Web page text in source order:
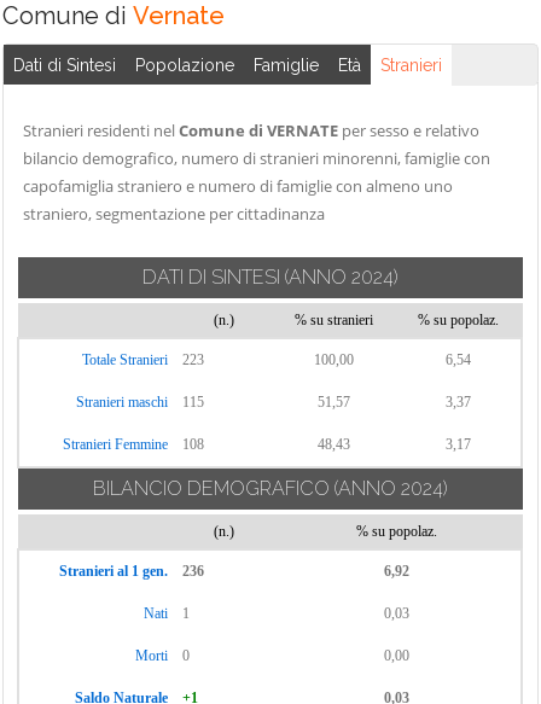
Cassano d'Adda
Pecchi
Cassinetta di
Lugagnano
Naviglio
Cerro al Lambro
Cerro Maggiore
Cesano Boscone
Cinisello Balsamo
Cisliano
Cologno
Monzese
Cormano
Motta Visconti
Nosate
Novate Milanese
Noviglio
Opera
Ossona
Paderno
Parabiago
Paullo
Peschiera
Bornago
Pieve Emanuele
Senago
Giovanni
Settala
Settimo Milanese
Trezzano Rosa
Trezzano sul
Naviglio
Trezzo sull'Adda
Tribiano
Truccazzano
Turbigo
Vanzaghello
Vanzago
Vermezzo con
Comune di Vernate
Dati di Sintesi Popolazione Famiglie Età Stranieri
Stranieri residenti nelComune di VERNATE per sesso e relativo
bilancio demografico, numero di stranieri minorenni, famiglie con
capofamiglia straniero e numero di famiglie con almeno uno
straniero, segmentazione per cittadinanza
DATI DI SINTESI (ANNO 2024)
(n.) % su stranieri % su popolaz.
Totale Stranieri 223 100,00 6,54
Stranieri maschi 115 51,57 3,37
Stranieri Femmine 108 48,43 3,17
BILANCIO DEMOGRAFICO (ANNO 2024)
(n.) % su popolaz.
Stranieri al 1 gen. 236 6,92
Nati 1 0,03
Morti 0 0,00
Saldo Naturale +1 0,03